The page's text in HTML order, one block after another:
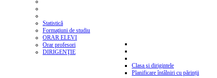
Statistică
Formaţiuni de studiu
ORAR ELEVI
Orar profesori
DIRIGENŢIE
Clasa şi dirigintele
Planificare întâlniri cu părinții